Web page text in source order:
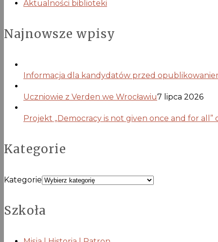
Aktualności biblioteki
Najnowsze wpisy
Informacja dla kandydatów przed
Uczniowie z Verden we Wrocławiu7 lipca 2026
Projekt „Democracy is not given once and for all”
Kategorie
Kategorie
Szkoła